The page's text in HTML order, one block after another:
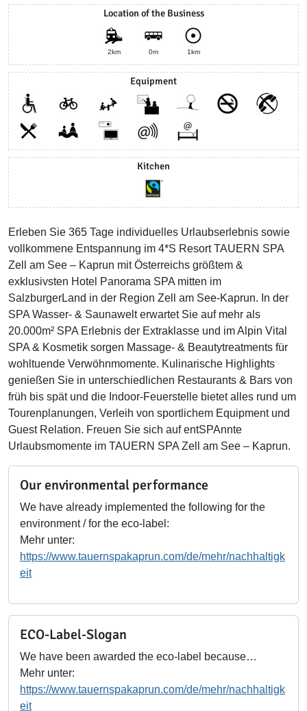
Location of the Business
2km 0m 1km
Equipment
Kitchen
Erleben Sie 365 Tage individuelles Urlaubserlebnis sowie
vollkommene Entspannung im 4*S Resort TAUERN SPA
Zell am See – Kaprun mit Österreichs größtem &
exklusivsten Hotel Panorama SPA mitten im
SalzburgerLand in der Region Zell am See-Kaprun. In der
SPA Wasser- & Saunawelt erwartet Sie auf mehr als
20.000m² SPA Erlebnis der Extraklasse und im Alpin Vital
SPA & Kosmetik sorgen Massage- & Beautytreatments für
wohltuende Verwöhnmomente. Kulinarische Highlights
genießen Sie in unterschiedlichen Restaurants & Bars von
früh bis spät und die Indoor-Feuerstelle bietet alles rund um
Tourenplanungen, Verleih von sportlichem Equipment und
Guest Relation. Freuen Sie sich auf entSPAnnte
Urlaubsmomente im TAUERN SPA Zell am See – Kaprun.
Our environmental performance
We have already implemented the following for the
environment / for the eco-label:
Mehr unter:
https://www.tauernspakaprun.com/de/mehr/nachhaltigk
eit
ECO-Label-Slogan
We have been awarded the eco-label because…
Mehr unter:
https://www.tauernspakaprun.com/de/mehr/nachhaltigk
eit